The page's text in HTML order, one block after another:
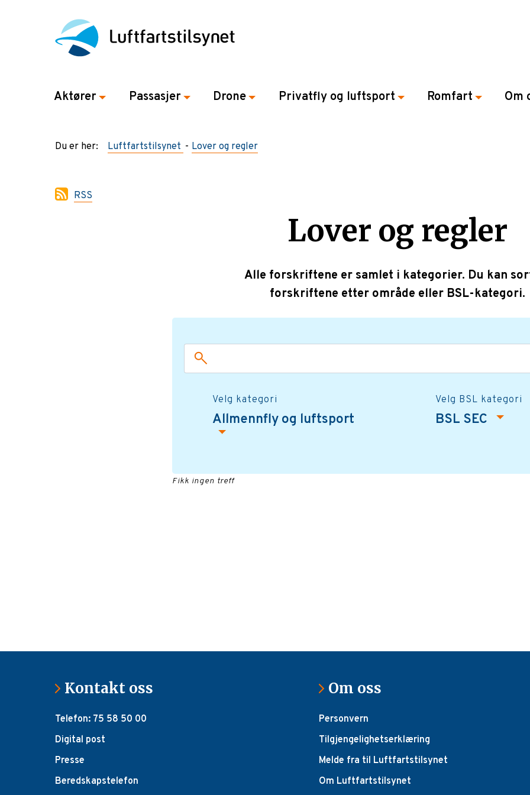
Aktører Passasjer Drone Privatfly og luftsport Romfart Om
Du er her: Luftfartstilsynet Lover og regler
RSS
Lover og regler
Alle forskriftene er samlet i kategorier. Du kan
forskriftene etter område eller BSL-kategori.
Velg kategori
Allmennfly og luftsport
Velg BSL kategori
BSL SEC
Fikk ingen treff
Kontakt oss
Telefon: 75 58 50 00
Digital post
Presse
Beredskapstelefon
Om oss
Personvern
Tilgjengelighetserklæring
Melde fra til Luftfartstilsynet
Om Luftfartstilsynet